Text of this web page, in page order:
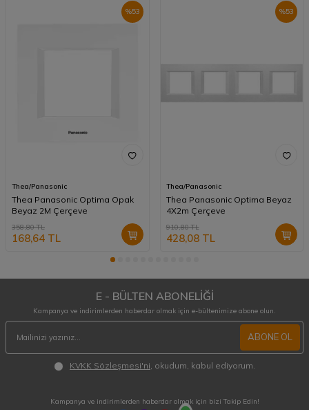
%53
Thea/Panasonic
Thea Panasonic Optima Opak
Beyaz 2M Çerçeve
358,80TL
168,64 TL
%53
Thea/Panasonic
Thea Panasonic Optima Beyaz
4X2m Çerçeve
910,80TL
428,08TL
E - BÜLTEN ABONELİĞİ
Kampanya ve indirimlerden haberdar olmak için e-bültenimize abone olun.
ABONE OL
KVKK Sözleşmesi'ni , okudum, kabul ediyorum.
Kampanya ve indirimlerden haberdar olmak için bizi Takip Edin!